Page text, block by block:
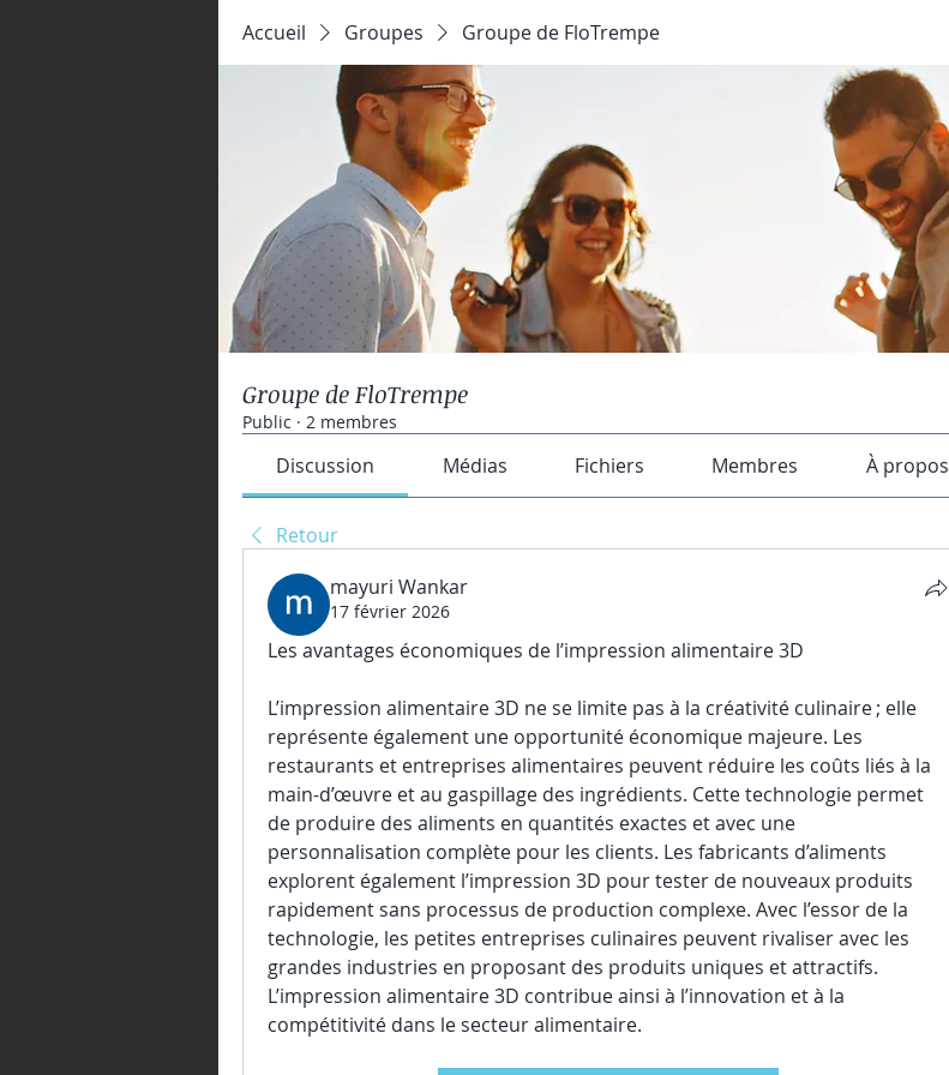
Accueil Groupes Groupe de FloTrempe
Groupe de FloTrempe
Public · 2 membres
Discussion Médias Fichiers Membres À propos
Retour
mayuri Wankar
17 février 2026
Les avantages économiques de l’impression alimentaire 3D
L’impression alimentaire 3D ne se limite pas à la créativité culinaire ; elle
représente également une opportunité économique majeure. Les
restaurants et entreprises alimentaires peuvent réduire les coûts liés à la
main-d’œuvre et au gaspillage des ingrédients. Cette technologie permet
de produire des aliments en quantités exactes et avec une
personnalisation complète pour les clients. Les fabricants d’aliments
explorent également l’impression 3D pour tester de nouveaux produits
rapidement sans processus de production complexe. Avec l’essor de la
technologie, les petites entreprises culinaires peuvent rivaliser avec les
grandes industries en proposant des produits uniques et attractifs.
L’impression alimentaire 3D contribue ainsi à l’innovation et à la
compétitivité dans le secteur alimentaire.